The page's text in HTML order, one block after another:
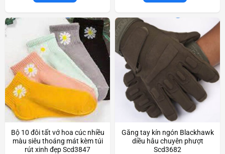
Bộ 10 đôi tất vớ hoa cúc nhiều
màu siêu thoáng mát kèm túi
rút xinh đẹp Scd3847
Găng tay kín ngón Blackhawk
diều hâu chuyên phượt
Scd3682